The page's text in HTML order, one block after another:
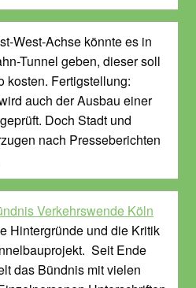
West-Achse könnte es in
Tunnel geben, dieser soll
kosten. Fertigstellung:
auch der Ausbau einer
Doch Stadt und
nach Presseberichten
Verkehrswende Köln
Hintergründe und die Kritik
Seit Ende
das Bündnis mit vielen